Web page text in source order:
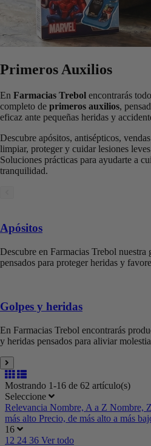
Primeros Auxilios
En Farmacias Trebol encontrarás
completo de primeros auxilios,
eficaz ante pequeñas heridas y
Descubre apósitos, antisépticos,
limpiar, proteger y cuidar lesiones
Soluciones prácticas para ayudarte a
tranquilidad.
Apósitos
Descubre en Farmacias Trebol nuestra
pensados para proteger heridas y
Golpes y heridas
En Farmacias Trebol encontrarás
y heridas pensados para aliviar
Mostrando 1-16 de 62 artículo(s)
Seleccione
Relevancia Nombre, A a Z Nombre,
más alto Precio, de más alto a más
16
12 24 36 Ver todo